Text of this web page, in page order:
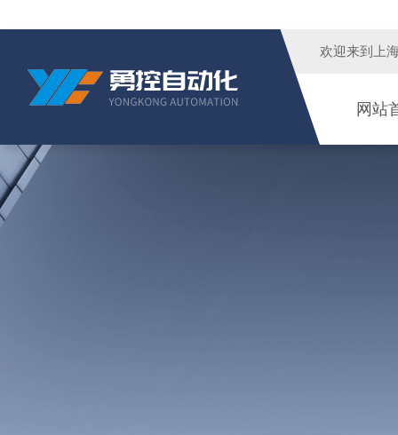
欢迎来到 上
网站